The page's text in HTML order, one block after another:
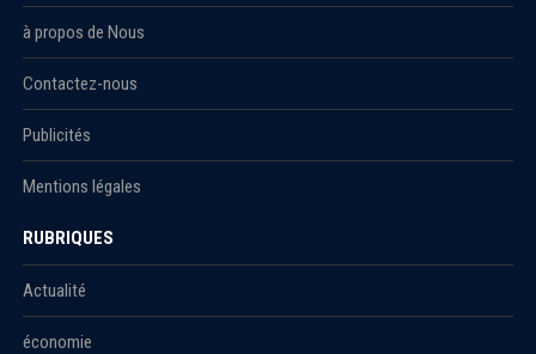
à propos de Nous
Contactez-nous
Publicités
Mentions légales
RUBRIQUES
Actualité
économie